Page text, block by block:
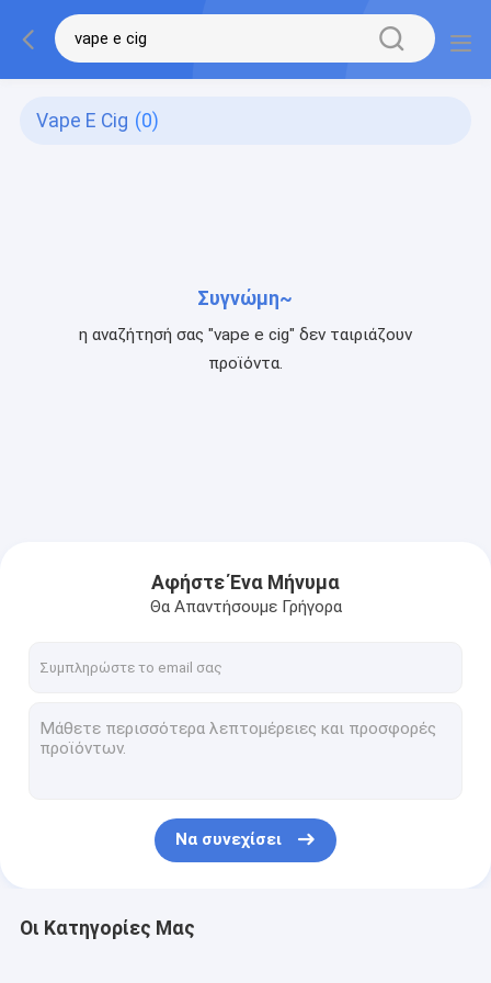
Vape E Cig (0)
Συγνώμη~
η αναζήτησή σας "vape e cig" δεν ταιριάζουν
προϊόντα.
Αφήστε Ένα Μήνυμα
Θα Απαντήσουμε Γρήγορα
Να συνεχίσει
Οι Κατηγορίες Μας